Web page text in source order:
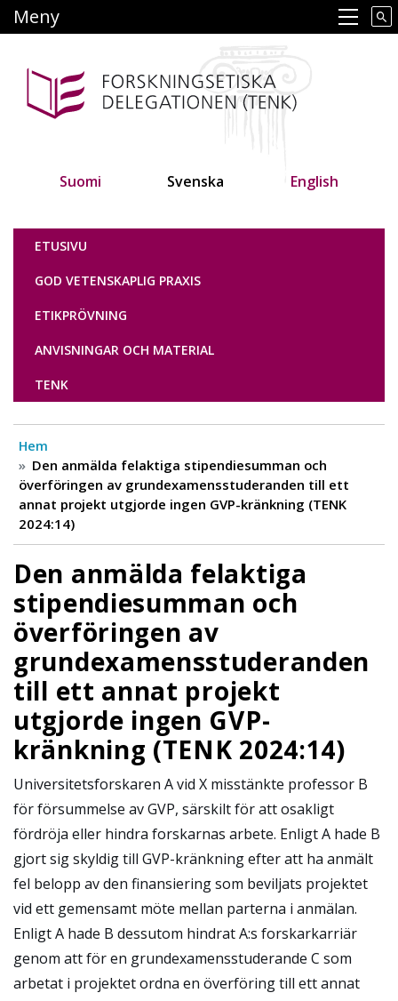
till
Main navigation
Meny
Suomi Svenska English
Tutkimuseettinen neuvottelukunta
ETUSIVU
GOD VETENSKAPLIG PRAXIS
ETIKPRÖVNING
ANVISNINGAR OCH MATERIAL
TENK
Hem
Den anmälda felaktiga stipendiesumman och
överföringen av grundexamensstuderanden till ett
annat projekt utgjorde ingen GVP-kränkning (TENK
2024:14)
Den anmälda felaktiga
stipendiesumman och
överföringen av
grundexamensstuderanden
till ett annat projekt
utgjorde ingen GVP-
kränkning (TENK 2024:14)
Universitetsforskaren A vid X misstänkte professor B
för försummelse av GVP, särskilt för att osakligt
fördröja eller hindra forskarnas arbete. Enligt A hade B
gjort sig skyldig till GVP-kränkning efter att ha anmält
fel belopp av den finansiering som beviljats projektet
vid ett gemensamt möte mellan parterna i anmälan.
Enligt A hade B dessutom hindrat A:s forskarkarriär
genom att för en grundexamensstuderande C som
arbetat i projektet ordna en överföring till ett annat